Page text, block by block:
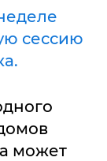
сессию
может